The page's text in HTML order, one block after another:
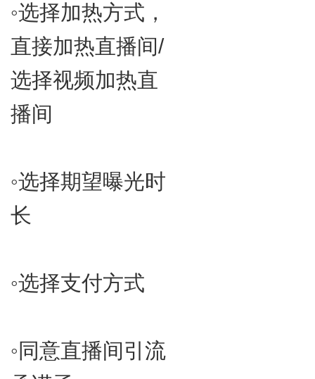
◦​选择加热方式，
直接加热直播间/
选择视频加热直
播间
◦​选择期望曝光时
长
◦​选择支付方式
◦​同意直播间引流